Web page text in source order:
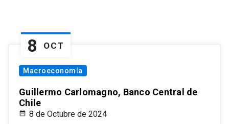
8 OCT
Macroeconomía
Guillermo Carlomagno, Banco Central de
Chile
8 de Octubre de 2024